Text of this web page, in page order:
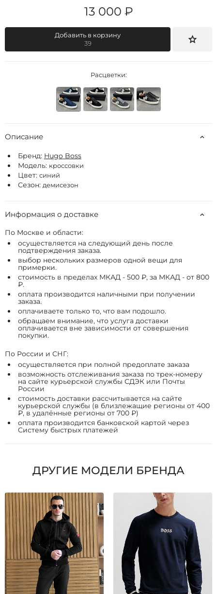
13 000 ₽
Добавить в корзину
39
Расцветки:
Описание
Бренд: Hugo Boss
Модель: кроссовки
Цвет: синий
Сезон: демисезон
Информация о доставке
По Москве и области:
осуществляется на следующий день после
подтверждения заказа.
выбор нескольких размеров одной вещи для
примерки.
стоимость в пределах МКАД - 500 ₽, за МКАД - от 800
₽.
оплата производится наличными при получении
заказа.
оплачиваете только то, что вам подошло.
обращаем внимание, что услуга доставки
оплачивается вне зависимости от совершения
покупки.
По России и СНГ:
осуществляется при полной предоплате заказа
возможность отслеживания заказа по трек-номеру
на сайте курьерской службы СДЭК или Почты
России
стоимость доставки рассчитывается на сайте
курьерской службы (в близлежащие регионы от 400
₽, в удалённые регионы от 700 ₽)
оплата производится банковской картой через
Систему быстрых платежей
ДРУГИЕ МОДЕЛИ БРЕНДА